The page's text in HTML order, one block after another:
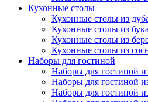
Кухонные столы
Кухонные столы из
Кухонные столы из бука
Кухонные столы из
Кухонные столы из
Наборы для гостиной
Наборы для гостиной
Наборы для гостиной
Наборы для гостиной